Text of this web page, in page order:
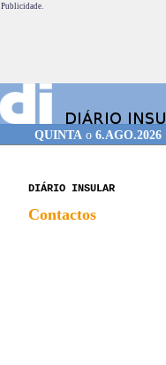
Publicidade.
QUINTA o 6.AGO.2026
DIÁRIO INSULAR
Contactos